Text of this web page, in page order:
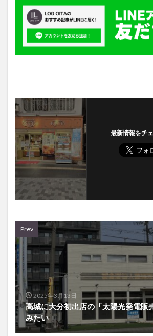
最新情報をチ
Prev
2025年3月13日
高城に大分初出店の「太陽光発電販
みたい